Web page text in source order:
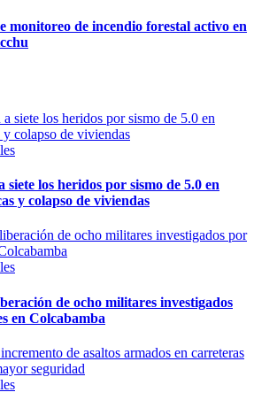
monitoreo de incendio forestal activo en
los heridos por sismo de 5.0 en
y colapso de viviendas
de ocho militares investigados
en Colcabamba